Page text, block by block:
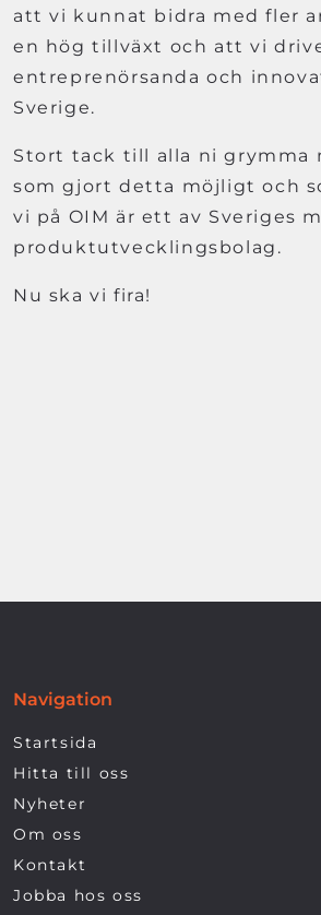
att vi kunnat bidra med fler
en hög tillväxt och att vi
entreprenörsanda och
Sverige.
Stort tack till alla ni grymma
som gjort detta möjligt och
vi på OIM är ett av Sveriges
produktutvecklingsbolag.
Nu ska vi fira!
Navigation
Startsida
Hitta till oss
Nyheter
Om oss
Kontakt
Jobba hos oss